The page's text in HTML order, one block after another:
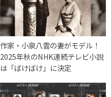
作家・小泉八雲の妻がモデル！
2025年秋のNHK連続テレビ小説
は「ばけばけ」に決定